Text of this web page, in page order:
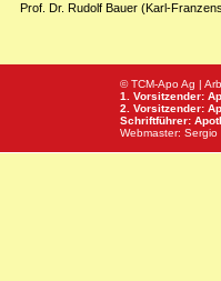
Prof. Dr. Rudolf Bauer (Karl-
© TCM-Apo Ag |
1. Vorsitzender:
2. Vorsitzender:
Schriftführer:
Webmaster: Sergio